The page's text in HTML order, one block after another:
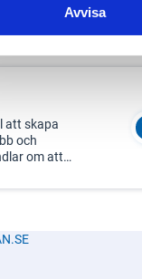
Avvisa
INLÄMNING
att skapa
och
om att